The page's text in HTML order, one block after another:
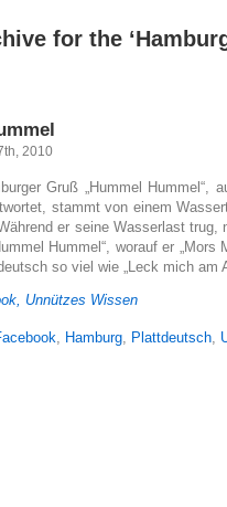
for the
2010
Gruß „Hummel Hummel“,
stammt von einem
er seine Wasserlast trug,
Hummel“, worauf er „Mors
so viel wie „Leck mich am
Unnützes Wissen
, Hamburg, Plattdeutsch,